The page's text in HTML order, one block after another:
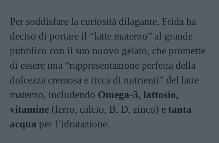
Per soddisfare la curiosità dilagante, Frida ha
deciso di portare il “latte materno” al grande
pubblico con il suo nuovo gelato, che promette
di essere una “rappresentazione perfetta della
dolcezza cremosa e ricca di nutrienti” del latte
materno, includendo Omega-3, lattosio,
vitamine (ferro, calcio, B, D, zinco) e tanta
acqua per l’idratazione.